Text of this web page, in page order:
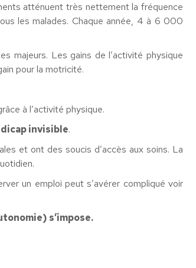
atténuent très nettement la fréquence
les malades. Chaque année, 4 à 6 000
majeurs. Les gains de l’activité physique
pour la motricité.
à l’activité physique.
invisible.
et ont des soucis d’accès aux soins. La
un emploi peut s’avérer compliqué voir
s’impose.